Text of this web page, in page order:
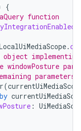
{
function
.
parameters
(
by
: